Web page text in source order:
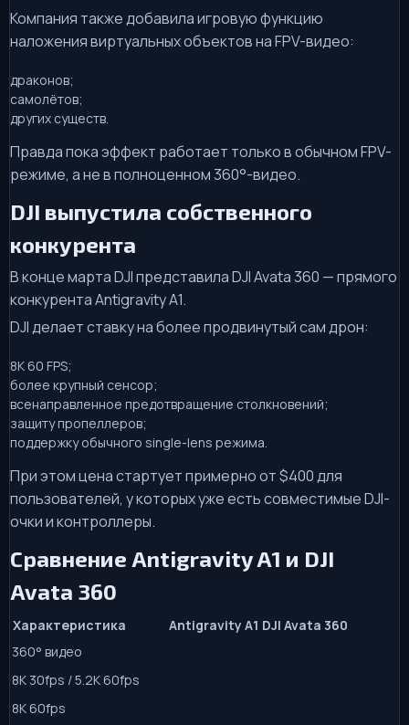
Компания также добавила игровую функцию
наложения виртуальных объектов на FPV-видео:
драконов;
самолётов;
других существ.
Правда пока эффект работает только в обычном FPV-
режиме, а не в полноценном 360°-видео.
DJI выпустила собственного
конкурента
В конце марта DJI представила DJI Avata 360 — прямого
конкурента Antigravity A1.
DJI делает ставку на более продвинутый сам дрон:
8K 60 FPS;
более крупный сенсор;
всенаправленное предотвращение столкновений;
защиту пропеллеров;
поддержку обычного single-lens режима.
При этом цена стартует примерно от $400 для
пользователей, у которых уже есть совместимые DJI-
очки и контроллеры.
Сравнение Antigravity A1 и DJI
Avata 360
Характеристика Antigravity A1 DJI Avata 360
360° видео
8K 30fps / 5.2K 60fps
8K 60fps